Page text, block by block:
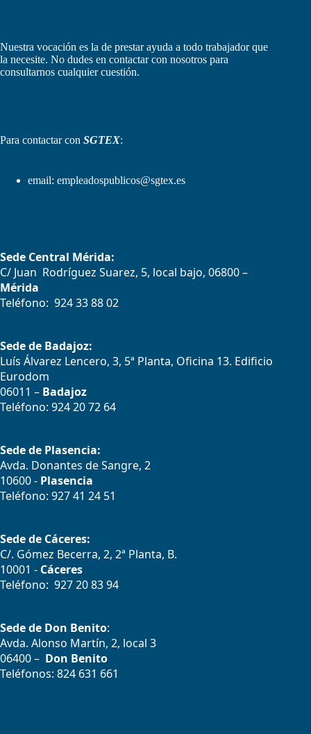
Nuestra vocación es la de prestar ayuda a todo trabajador que
la necesite. No dudes en contactar con nosotros para
consultarnos cualquier cuestión.
Para contactar con SGTEX:
email: empleadospublicos@sgtex.es
Sede Central Mérida:
C/ Juan Rodríguez Suarez, 5, local bajo, 06800 –
Mérida
Teléfono: 924 33 88 02
Sede de Badajoz:
Luís Álvarez Lencero, 3, 5ª Planta, Oficina 13. Edificio
Eurodom
06011 – Badajoz
Teléfono: 924 20 72 64
Sede de Plasencia:
Avda. Donantes de Sangre, 2
10600 - Plasencia
Teléfono: 927 41 24 51
Sede de Cáceres:
C/. Gómez Becerra, 2, 2ª Planta, B.
10001 - Cáceres
Teléfono: 927 20 83 94
Sede de Don Benito:
Avda. Alonso Martín, 2, local 3
06400 – Don Benito
Teléfonos: 824 631 661